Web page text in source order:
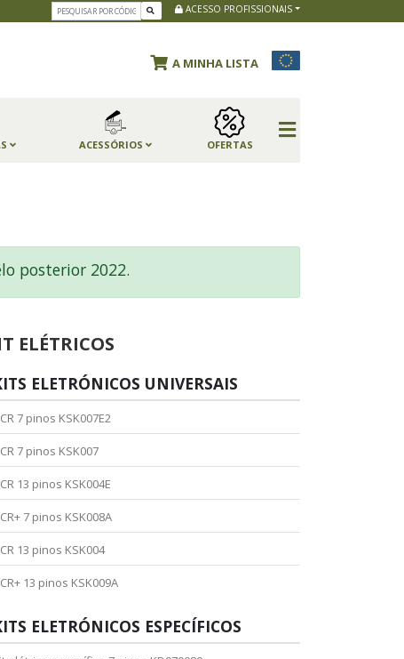
ACESSO PROFISSIONAIS
A MINHA LISTA
ACESSÓRIOS OFERTAS
posterior 2022.
ELÉTRICOS
ELETRÓNICOS UNIVERSAIS
7 pinos KSK007E2
7 pinos KSK007
13 pinos KSK004E
7 pinos KSK008A
13 pinos KSK004
13 pinos KSK009A
ELETRÓNICOS ESPECÍFICOS